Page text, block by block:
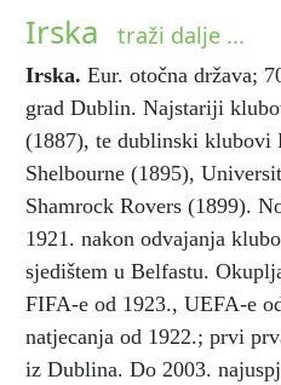
Irska traži dalje ...
Irska. Eur. otočna država;
grad Dublin. Najstariji
(1887), te dublinski klubovi
Shelbourne (1895),
Shamrock Rovers (1899).
1921. nakon odvajanja
sjedištem u Belfastu.
FIFA-e od 1923., UEFA-e
natjecanja od 1922.; prvi
iz Dublina. Do 2003.